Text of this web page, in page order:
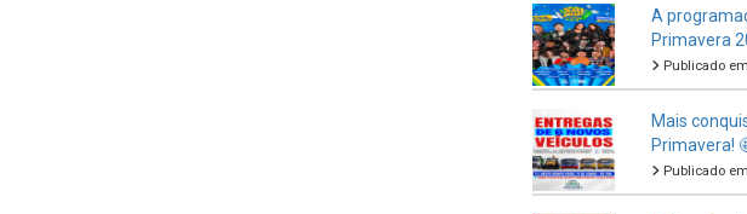
A
Primavera
Publicado
Mais
Primavera!
Publicado